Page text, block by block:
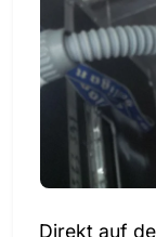
Direkt auf